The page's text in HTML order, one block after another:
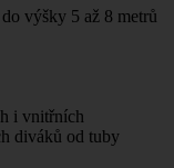
výšky 5 až 8 metrů
i vnitřních
diváků od tuby